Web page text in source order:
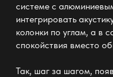
системе с
интегрировать
колонки по углам, а в
спокойствия вместо
Так, шаг за шагом,